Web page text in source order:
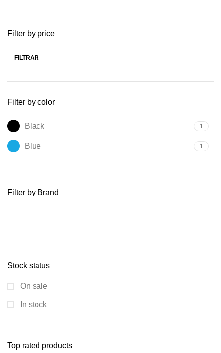
Filter by price
FILTRAR
Filter by color
Black 1
Blue 1
Filter by Brand
Stock status
On sale
In stock
Top rated products